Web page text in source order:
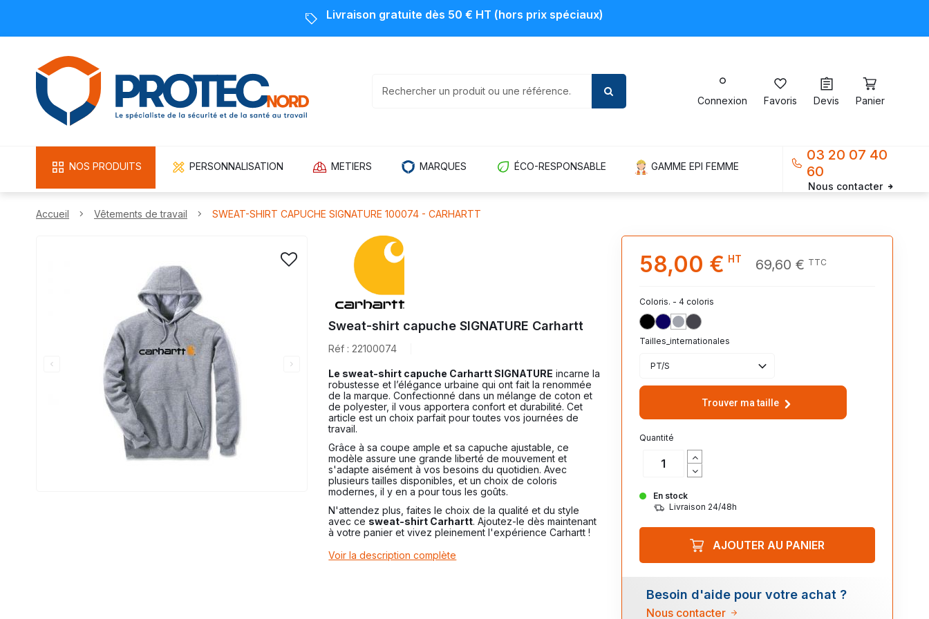
Livraison gratuite dès 50 € HT (hors prix spéciaux)
Connexion Favoris Devis Panier
NOS PRODUITS PERSONNALISATION METIERS MARQUES ÉCO-RESPONSABLE GAMME EPI FEMME
03 20 07 40
60
Nous contacter
Accueil Vêtements de travail SWEAT-SHIRT CAPUCHE SIGNATURE 100074 - CARHARTT
Sweat-shirt capuche SIGNATURE Carhartt
Réf : 22100074
Le sweat-shirt capuche Carhartt SIGNATURE incarne la
robustesse et l’élégance urbaine qui ont fait la renommée
de la marque. Confectionné dans un mélange de coton et
de polyester, il vous apportera confort et durabilité. Cet
article est un choix parfait pour toutes vos journées de
travail.
Grâce à sa coupe ample et sa capuche ajustable, ce
modèle assure une grande liberté de mouvement et
s'adapte aisément à vos besoins du quotidien. Avec
plusieurs tailles disponibles, et un choix de coloris
modernes, il y en a pour tous les goûts.
N'attendez plus, faites le choix de la qualité et du style
avec ce sweat-shirt Carhartt. Ajoutez-le dès maintenant
à votre panier et vivez pleinement l'expérience Carhartt !
Voir la description complète
58,00 € HT 69,60 € TTC
Coloris. - 4 coloris
NOIRMARINEHEATHER-GREY
GRIS_CHARBON
Tailles_internationales
PT/S
Trouver ma taille
Quantité
En stock
Livraison 24/48h
AJOUTER AU PANIER
Besoin d'aide pour votre achat ?
Nous contacter